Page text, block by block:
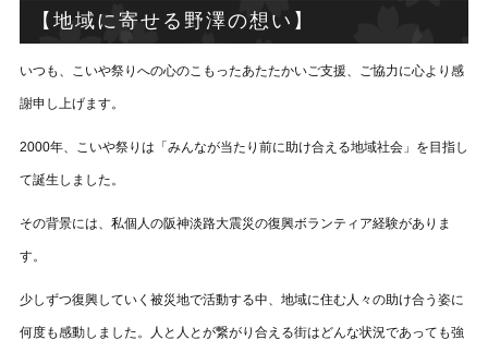
【地域に寄せる野澤の想い】
いつも、こいや祭りへの心のこもったあたたかいご支援、ご協力に心より感
謝申し上げます。
2000年、こいや祭りは「みんなが当たり前に助け合える地域社会」を目指し
て誕生しました。
その背景には、私個人の阪神淡路大震災の復興ボランティア経験がありま
す。
少しずつ復興していく被災地で活動する中、地域に住む人々の助け合う姿に
何度も感動しました。人と人とが繋がり合える街はどんな状況であっても強